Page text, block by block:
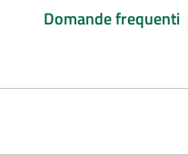
Domande frequenti